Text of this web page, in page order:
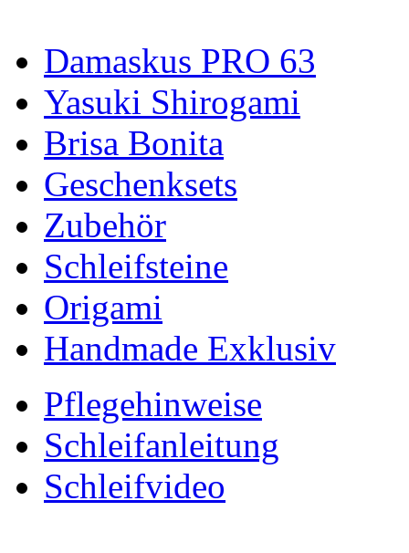
Damaskus PRO 63
Yasuki Shirogami
Brisa Bonita
Geschenksets
Zubehör
Schleifsteine
Origami
Handmade Exklusiv
Pflegehinweise
Schleifanleitung
Schleifvideo